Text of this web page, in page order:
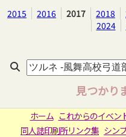
2015 2016 2017 2018
2024
見つかり
ホーム これからのイベン
同人誌印刷所リンク集 シン